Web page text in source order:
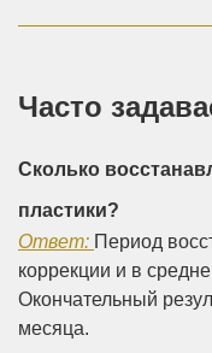
Часто
Сколько
пластики?
Ответ: Период
коррекции и в
Окончательный
месяца.